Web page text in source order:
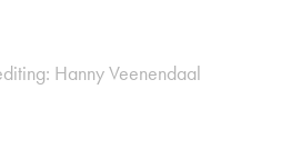
Hanny Veenendaal